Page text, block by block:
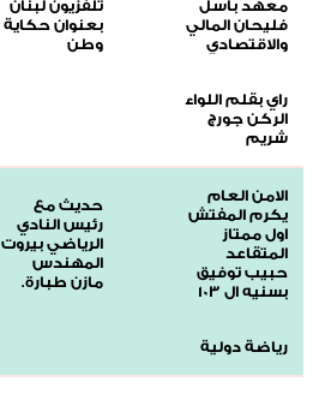
معهد باسل
فليحان المالي
والاقتصادي
تلفزيون لبنان
بعنوان حكاية
وطن
راي بقلم اللواء
الركن جورج
شريم
الامن العام
يكرم المفتش
اول ممتاز
المتقاعد
حبيب توفيق
بسنيه ال 103
حديث مع
رئيس النادي
الرياضي بيروت
المهندس
مازن طبارة.
رياضة دولية